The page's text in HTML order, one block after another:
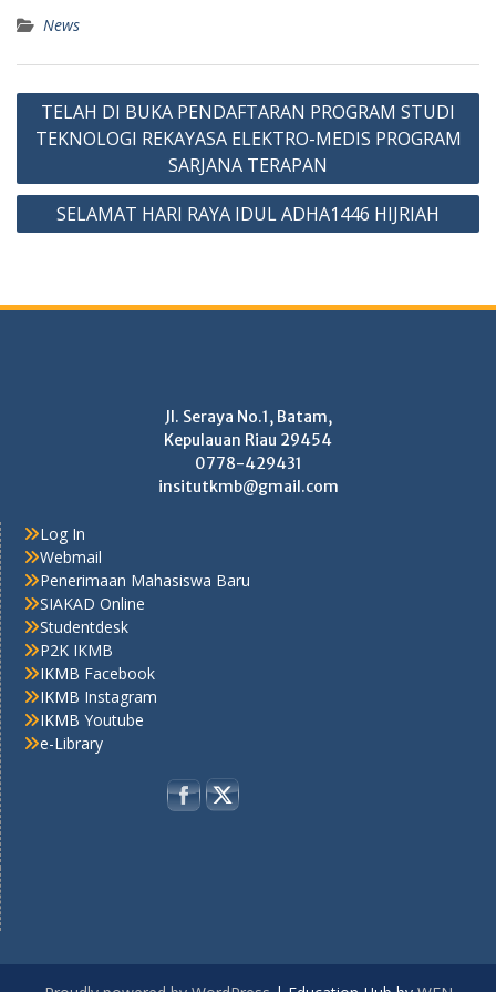
News
Post
navigation
TELAH DI BUKA PENDAFTARAN PROGRAM STUDI
TEKNOLOGI REKAYASA ELEKTRO-MEDIS PROGRAM
SARJANA TERAPAN
SELAMAT HARI RAYA IDUL ADHA1446 HIJRIAH
Jl. Seraya No.1, Batam,
Kepulauan Riau 29454
0778-429431
insitutkmb@gmail.com
Log In
Webmail
Penerimaan Mahasiswa Baru
SIAKAD Online
Studentdesk
P2K IKMB
IKMB Facebook
IKMB Instagram
IKMB Youtube
e-Library